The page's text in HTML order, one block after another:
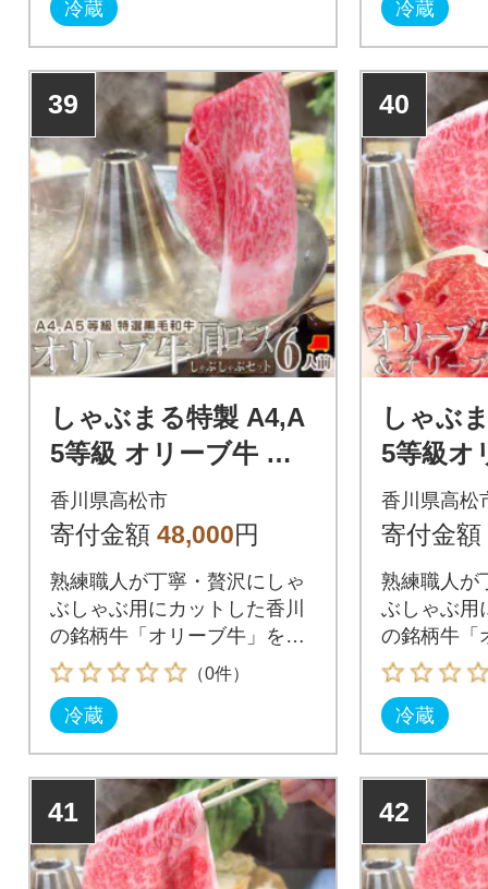
冷蔵 冷蔵
39
しゃぶまる特製 A4,A
5等級 オリーブ牛 肩
ロース しゃぶしゃぶ
6人前 野菜・讃岐うど
香川県高松市
寄付金額 48,000円
熟練職人が丁寧・贅沢にしゃ
ぶしゃぶ用にカットした香川
の銘柄牛「オリーブ牛」を贅
沢にしゃぶしゃぶで!
（0件）
冷蔵
40
しゃぶ
5等級オ
ックス
2人前
香川県高松
寄付金額
熟練職人が
ぶしゃぶ用
の銘柄牛「
「オリーブ
冷蔵
41 42